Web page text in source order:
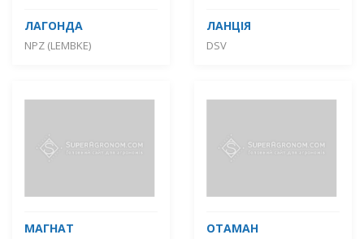
ЛАГОНДА
NPZ (LEMBKE)
ЛАНЦІЯ
DSV
МАГНАТ ОТАМАН